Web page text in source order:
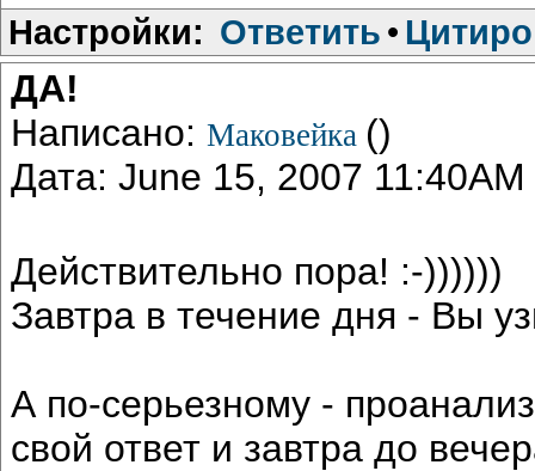
Настройки: Ответить •
ДА!
Написано: Маковейка ()
Дата: June 15, 2007 11:40AM
Действительно пора! :-))))))
Завтра в течение дня - Вы
А по-серьезному -
свой ответ и завтра до